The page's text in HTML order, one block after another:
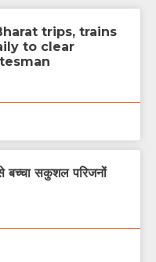
trips, trains
to clear
बच्चा सकुशल परिजनों